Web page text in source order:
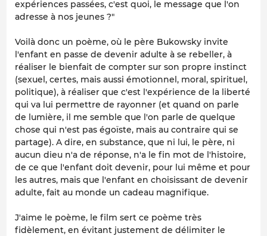
expériences passées, c'est quoi, le message que l'on
adresse à nos jeunes ?"
Voilà donc un poème, où le père Bukowsky invite
l'enfant en passe de devenir adulte à se rebeller, à
réaliser le bienfait de compter sur son propre instinct
(sexuel, certes, mais aussi émotionnel, moral, spirituel,
politique), à réaliser que c'est l'expérience de la liberté
qui va lui permettre de rayonner (et quand on parle
de lumière, il me semble que l'on parle de quelque
chose qui n'est pas égoïste, mais au contraire qui se
partage). A dire, en substance, que ni lui, le père, ni
aucun dieu n'a de réponse, n'a le fin mot de l'histoire,
de ce que l'enfant doit devenir, pour lui même et pour
les autres, mais que l'enfant en choisissant de devenir
adulte, fait au monde un cadeau magnifique.
J'aime le poème, le film sert ce poème très
fidèlement, en évitant justement de délimiter le